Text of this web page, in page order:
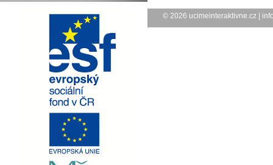
© 2026 ucimeinteraktivne.cz